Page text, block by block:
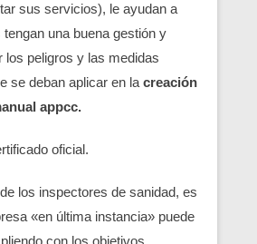
sus servicios), le ayudan a
una buena gestión y
los peligros y las medidas
se deban aplicar en la creación
appcc.
oficial.
los inspectores de sanidad, es
«en última instancia» puede